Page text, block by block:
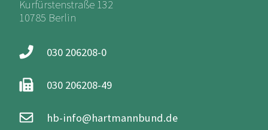
Kurfürstenstraße 132
10785 Berlin
030 206208-0
030 206208-49
hb-info@hartmannbund.de